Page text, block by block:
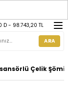
ARA
Çelik